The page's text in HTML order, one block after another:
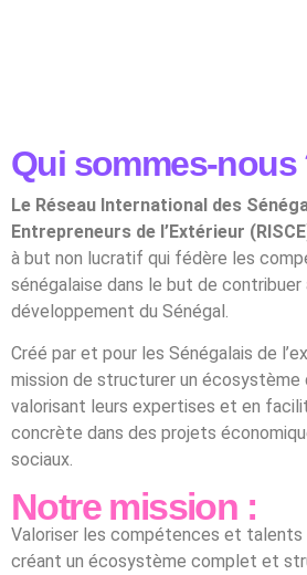
Qui sommes-nous
Le Réseau International des
Entrepreneurs de l’Extérieur
à but non lucratif qui fédère les
sénégalaise dans le but de
développement du Sénégal.
Créé par et pour les Sénégalais de
mission de structurer un écosystème
valorisant leurs expertises et en
concrète dans des projets
sociaux.
Notre mission :
Valoriser les compétences et talents
créant un écosystème complet et